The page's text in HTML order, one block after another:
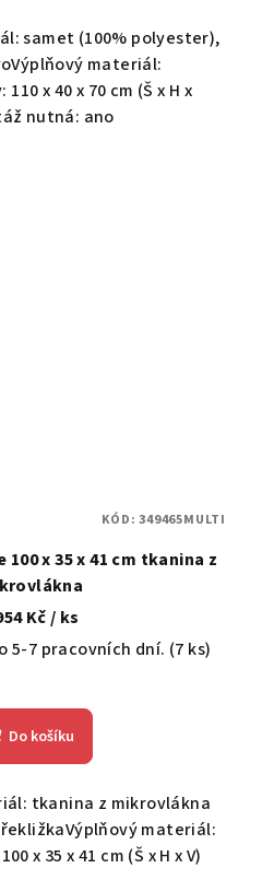
samet (100% polyester),
materiál:
x 40 x 70 cm (Š x H x
nutná: ano
x 35 x 41 cm tkanina z
Kč/ ks
5-7 pracovních dní. (7 ks)
Do košíku
tkanina z mikrovlákna
materiál:
x 35 x 41 cm (Š x H x V)
KÓD:349465MULTI